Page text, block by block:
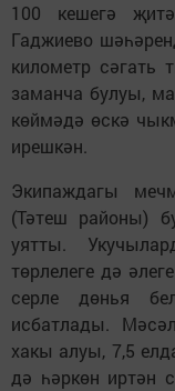
100 кешегә
Гаджиево
километр сәгать
заманча булуы,
көймәдә өскә
ирешкән.
Экипаждагы
(Тәтеш районы)
уятты.
төрлелеге дә
серле дөнья
исбатлады.
хакы алуы, 7,5
дә һәркөн иртән